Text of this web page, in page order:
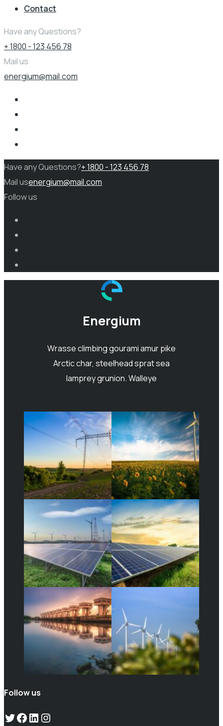
Contact
Have any Questions?
+ 1800 - 123 456 78
Mail us
energium@mail.com
Have any Questions?+ 1800 - 123 456 78
Mail usenergium@mail.com
Follow us
Energium
Wrasse climbing gourami amur pike
Arctic char, steelhead sprat sea
lamprey grunion. Walleye
Follow us
Twitter
Facebook
LinkedIn
Instagram